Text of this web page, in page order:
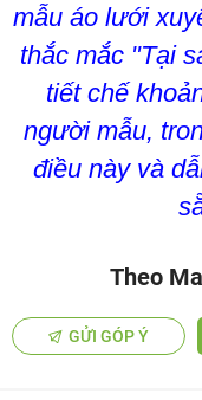
mẫu áo lưới
thắc mắc "Tại
tiết chế
người mẫu,
điều này và
Theo
GỬI GÓP Ý